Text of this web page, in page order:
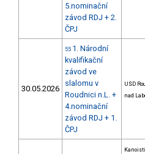
5.nominační
závod RDJ + 2.
ČPJ
30.05.2026
55 1. Národní
kvalifikační
závod ve
slalomu v
Roudnici n.L. +
4.nominační
závod RDJ + 1.
ČPJ
USD
nad